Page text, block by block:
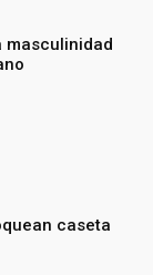
masculinidad
caseta